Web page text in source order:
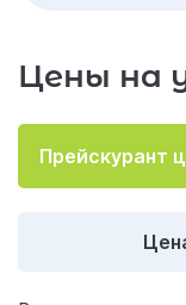
Отзывы об
Важные
Цены на
Прейскурант